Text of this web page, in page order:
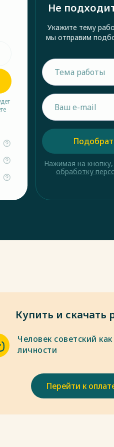
Не
Укажите тему
мы отправим
Нажимая на
обработку
Купить и скачать
Человек советский
личности
Перейти к